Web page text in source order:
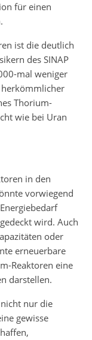
für einen
ist die deutlich
des SINAP
mal weniger
Thorium-
wie bei Uran
in den
vorwiegend
wird. Auch
oder
erneuerbare
Reaktoren eine
darstellen.
nur die
gewisse